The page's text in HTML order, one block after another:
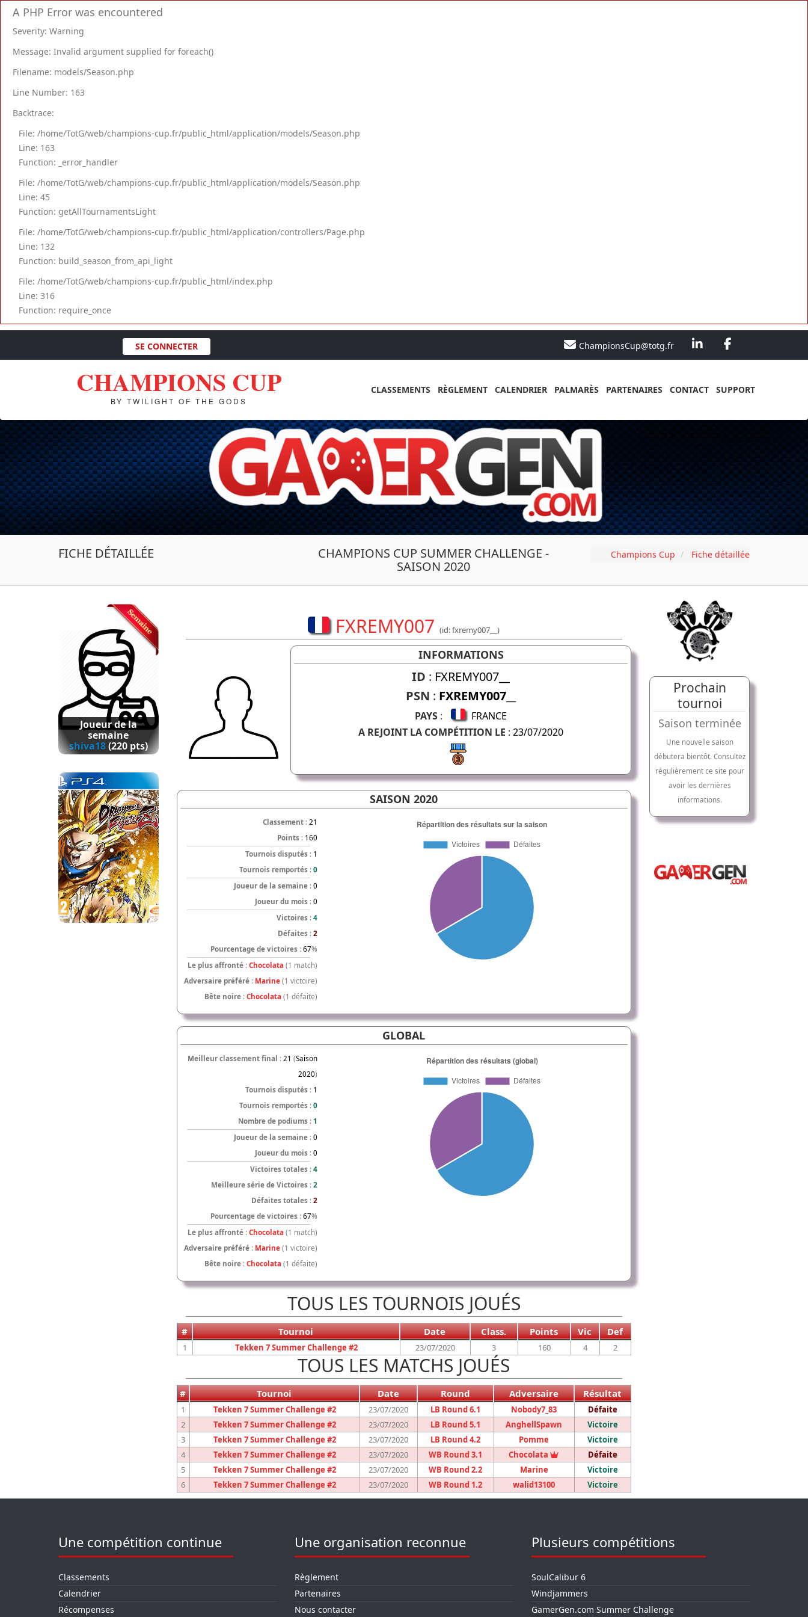
A PHP Error was encountered
Severity: Warning
Message: Invalid argument supplied for foreach()
Filename: models/Season.php
Line Number: 163
Backtrace:
File: /home/TotG/web/champions-cup.fr/public_html/application/models/Season.php
Line: 163
Function: _error_handler
File: /home/TotG/web/champions-cup.fr/public_html/application/models/Season.php
Line: 45
Function: getAllTournamentsLight
File: /home/TotG/web/champions-cup.fr/public_html/application/controllers/Page.php
Line: 132
Function: build_season_from_api_light
File: /home/TotG/web/champions-cup.fr/public_html/index.php
Line: 316
Function: require_once
SE CONNECTER ChampionsCup@totg.fr
CHAMPIONS CUP
BY TWILIGHT OF THE GODS
CLASSEMENTS RÈGLEMENT CALENDRIER PALMARÈS PARTENAIRES CONTACT SUPPORT
FICHE DÉTAILLÉE
CHAMPIONS CUP SUMMER CHALLENGE -
SAISON 2020
Champions Cup Fiche détaillée
Joueur de la
semaine
shiva18(220 pts)
FXREMY007 (id: fxremy007__)
INFORMATIONS
ID : FXREMY007__
PSN : FXREMY007__
PAYS :
FRANCE
A REJOINT LA COMPÉTITION LE :23/07/2020
SAISON 2020
Classement: 21
Points: 160
Tournois disputés: 1
Tournois remportés: 0
Joueur de la semaine: 0
Joueur du mois: 0
Victoires: 4
Défaites: 2
Pourcentage de victoires: 67%
Le plus affronté: Chocolata(1 match)
Adversaire préféré: Marine(1 victoire)
Bête noire: Chocolata(1 défaite)
GLOBAL
Meilleur classement final : 21 (Saison
2020)
Tournois disputés: 1
Tournois remportés: 0
Nombre de podiums: 1
Joueur de la semaine: 0
Joueur du mois: 0
Victoires totales: 4
Meilleure série de Victoires: 2
Défaites totales: 2
Pourcentage de victoires: 67%
Le plus affronté: Chocolata(1 match)
Adversaire préféré: Marine(1 victoire)
Bête noire: Chocolata(1 défaite)
TOUS LES TOURNOIS JOUÉS
# Tournoi Date Class. Points Vic Def
1 Tekken 7 Summer Challenge #2 23/07/2020 3 160 4 2
TOUS LES MATCHS JOUÉS
# Tournoi Date Round Adversaire Résultat
1 Tekken 7 Summer Challenge #2 23/07/2020 LB Round 6.1 Nobody7_83
Défaite
2
Tekken 7 Summer Challenge #2 23/07/2020 LB Round 5.1 AnghellSpawn
Victoire
3
Tekken 7 Summer Challenge #2 23/07/2020 LB Round 4.2 Pomme
Victoire
4
Tekken 7 Summer Challenge #2 23/07/2020 WB Round 3.1 Chocolata Vainqueur du tournoi
Défaite
5
Tekken 7 Summer Challenge #2 23/07/2020 WB Round 2.2 Marine
Victoire
6
Tekken 7 Summer Challenge #2 23/07/2020 WB Round 1.2 walid13100 Victoire
Prochain
tournoi
Saison terminée
Une nouvelle saison
débutera bientôt. Consultez
régulièrement ce site pour
avoir les dernières
informations.
Une compétition continue
Classements
Calendrier
Récompenses
Une organisation reconnue
Règlement
Partenaires
Nous contacter
Plusieurs compétitions
SoulCalibur 6
Windjammers
GamerGen.com Summer Challenge